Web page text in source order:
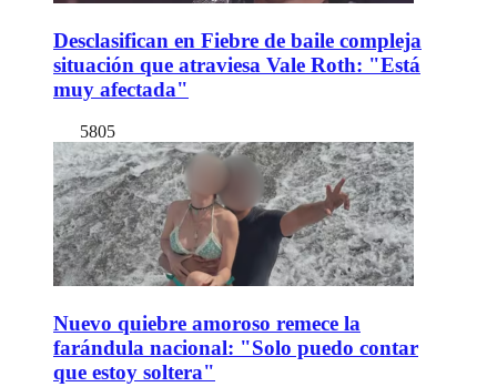
Desclasifican en Fiebre de baile compleja
situación que atraviesa Vale Roth: "Está
muy afectada"
5805
Nuevo quiebre amoroso remece la
farándula nacional: "Solo puedo contar
que estoy soltera"